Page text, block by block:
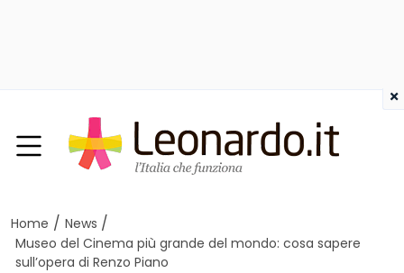
Home / News /
Museo del Cinema più grande del mondo: cosa sapere
sull’opera di Renzo Piano
×